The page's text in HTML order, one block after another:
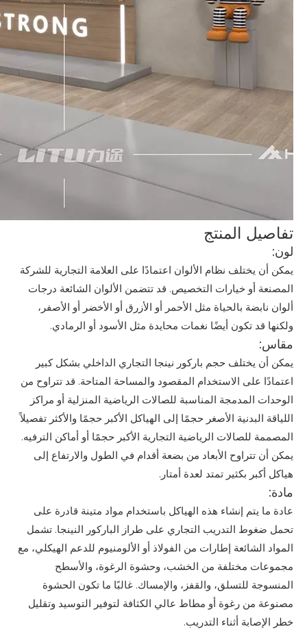
تفاصيل المنتج
لون:
يمكن أن يختلف نظام الألوان اعتمادًا على العلامة التجارية للشركة
المصنعة أو خيارات التخصيص. قد تتضمن الألوان الشائعة درجات
ألوان نابضة بالحياة مثل الأحمر أو الأزرق أو الأخضر أو ​​الأصفر،
ولكنها قد تكون أيضًا نغمات محايدة مثل الأسود أو الرمادي.
مقاس:
يمكن أن يختلف حجم باركور نينجا التجاري الداخلي بشكل كبير
اعتمادًا على الاستخدام المقصود والمساحة المتاحة. قد تتراوح من
الوحدات المدمجة المناسبة للصالات الرياضية المنزلية أو مراكز
اللياقة البدنية الأصغر حجمًا إلى الهياكل الأكبر حجمًا والأكثر تفصيلاً
المصممة للصالات الرياضية التجارية الأكبر حجمًا أو أماكن الترفيه.
يمكن أن تتراوح الأبعاد من بضعة أقدام في الطول والارتفاع إلى
هياكل أكبر بكثير تمتد لعدة أمتار.
مادة:
عادة ما يتم إنشاء هذه الهياكل باستخدام مواد متينة قادرة على
تحمل ضغوط التدريب التجاري على طراز الباركور النينجا. تشمل
المواد الشائعة إطارات من الفولاذ أو الألومنيوم للدعم الهيكلي، مع
مجموعات مختلفة من الخشب، وحشوة الرغوة، والأسطح
المنسوجة للتسلق، والقفز، والإمساك. غالبًا ما تكون الحشوة
مصنوعة من رغوة أو مطاط عالي الكثافة لتوفير التوسيد وتقليل
خطر الإصابة أثناء التدريب.